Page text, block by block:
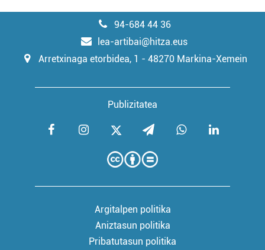
94-684 44 36
lea-artibai@hitza.eus
Arretxinaga etorbidea, 1 - 48270 Markina-Xemein
Publizitatea
Argitalpen politika
Aniztasun politika
Pribatutasun politika